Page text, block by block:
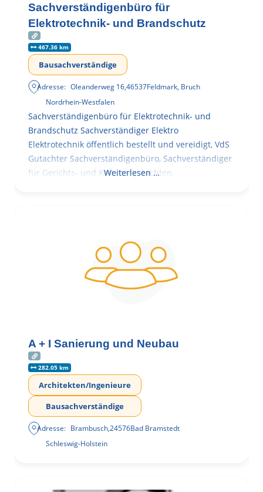
Sachverständigenbüro für
Elektrotechnik- und Brandschutz
467.36 km
Bausachverständige
Adresse: Oleanderweg 16,46537Feldmark, Bruch
Nordrhein-Westfalen
Sachverständigenbüro für Elektrotechnik- und
Brandschutz Sachverständiger Elektro
Elektrotechnik öffentlich bestellt und vereidigt, VdS
Gutachter Sachverständigenbüro, Sachverständiger
für Gerichts- und Kammergutachten,
Weiterlesen …
A + I Sanierung und Neubau
282.05 km
Architekten/Ingenieure
Bausachverständige
Adresse: Brambusch,24576Bad Bramstedt
Schleswig-Holstein